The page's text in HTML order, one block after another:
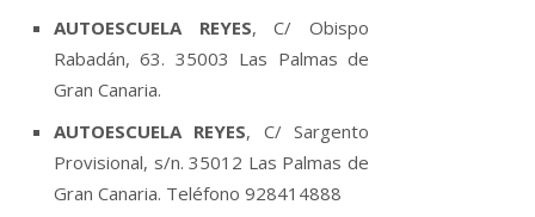
AUTOESCUELA REYES, C/ Obispo
Rabadán, 63. 35003 Las Palmas de
Gran Canaria.
AUTOESCUELA REYES, C/ Sargento
Provisional, s/n. 35012 Las Palmas de
Gran Canaria. Teléfono 928414888